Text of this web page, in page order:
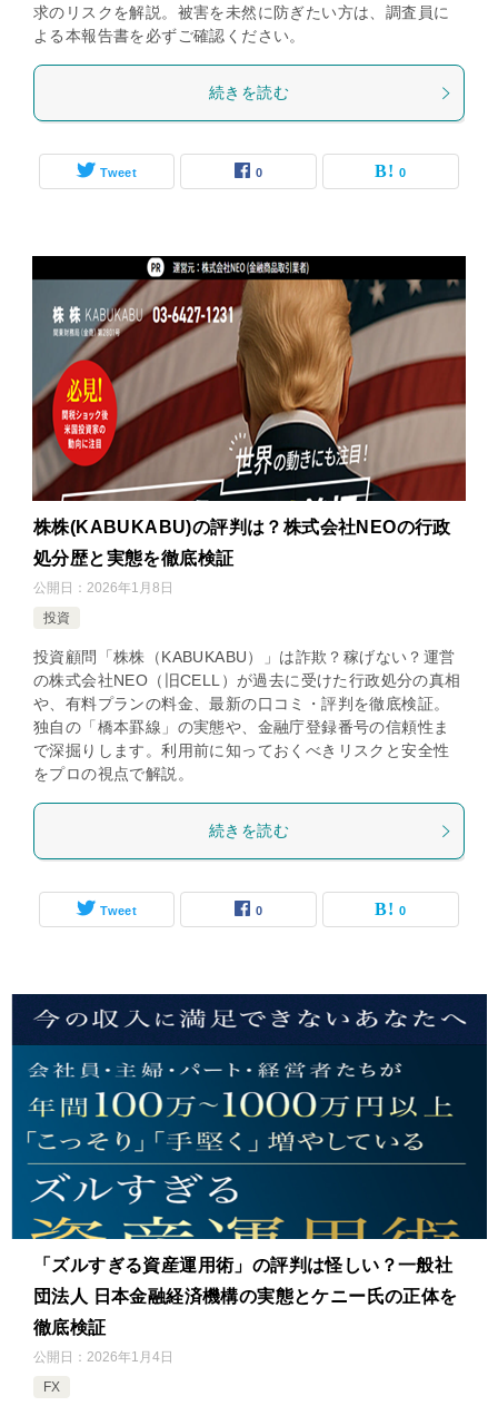
求のリスクを解説。被害を未然に防ぎたい方は、調査員に
よる本報告書を必ずご確認ください。
続きを読む
Tweet 0 0
株株(KABUKABU)の評判は？株式会社NEOの行政
処分歴と実態を徹底検証
公開日： 2026年1月8日
投資
投資顧問「株株（KABUKABU）」は詐欺？稼げない？運営
の株式会社NEO（旧CELL）が過去に受けた行政処分の真相
や、有料プランの料金、最新の口コミ・評判を徹底検証。
独自の「橋本罫線」の実態や、金融庁登録番号の信頼性ま
で深掘りします。利用前に知っておくべきリスクと安全性
をプロの視点で解説。
続きを読む
Tweet 0 0
「ズルすぎる資産運用術」の評判は怪しい？一般社
団法人 日本金融経済機構の実態とケニー氏の正体を
徹底検証
公開日： 2026年1月4日
FX